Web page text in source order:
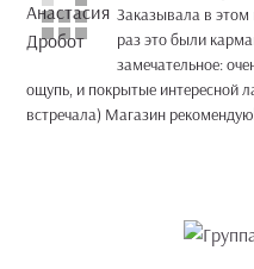
Заказывала в
раз это были
замечательное:
ощупь, и покрытые интересной
встречала) Магазин